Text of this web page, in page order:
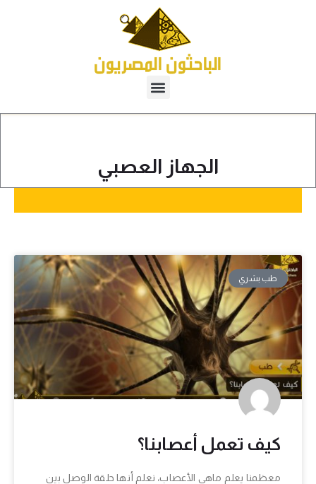
الجهاز العصبي
طب بشري
كيف تعمل أعصابنا؟
معظمنا يعلم ماهي الأعصاب، نعلم أنها حلقة الوصل بين